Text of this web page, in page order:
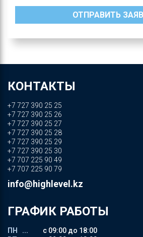
КОНТАКТЫ
+7 727 390 25 25
+7 727 390 25 26
+7 727 390 25 27
+7 727 390 25 28
+7 727 390 25 29
+7 727 390 25 30
+7 707 225 90 49
+7 707 225 90 79
info@highlevel.kz
ГРАФИК РАБОТЫ
ПН ...
с 09:00 до 18:00